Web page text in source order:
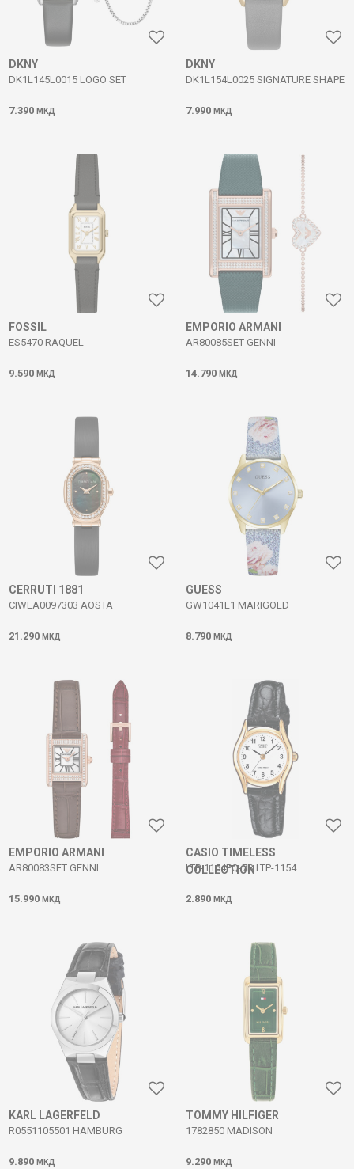
DKNY
DK1L145L0015 LOGO SET
7.390 МКД
DKNY
DK1L154L0025 SIGNATURE SHAPE
7.990 МКД
FOSSIL
ES5470 RAQUEL
9.590 МКД
EMPORIO ARMANI
AR80085SET GENNI
14.790 МКД
CERRUTI 1881
CIWLA0097303 AOSTA
21.290 МКД
GUESS
GW1041L1 MARIGOLD
8.790 МКД
EMPORIO ARMANI
AR80083SET GENNI
15.990 МКД
CASIO TIMELESS
COLLECTION
LTP-1154PQ-7B LTP-1154
2.890 МКД
KARL LAGERFELD
R0551105501 HAMBURG
9.890 МКД
TOMMY HILFIGER
1782850 MADISON
9.290 МКД